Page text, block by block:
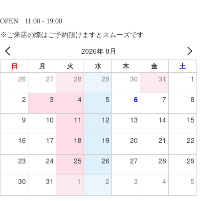
OPEN 11:00 - 19:00
※ご来店の際はご予約頂けますとスムーズです
2026年 8月
日 月 火 水 木 金 土
26 27 28 29 30 31 1
2 3 4 5 6 7 8
9 10 11 12 13 14 15
16 17 18 19 20 21 22
23 24 25 26 27 28 29
30 31 1 2 3 4 5